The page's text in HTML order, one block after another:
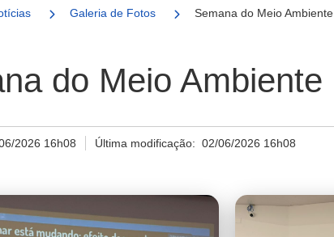
Galeria de Fotos Semana do Meio Ambiente
do Meio Ambiente
2026 16h08 Última modificação:02/06/2026 16h08